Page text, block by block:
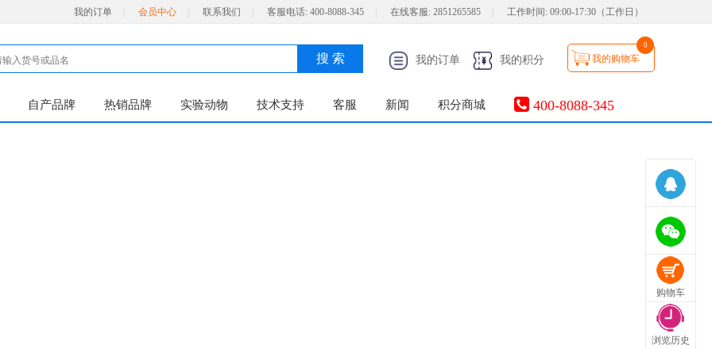
我的订单 会员中心 联系我们 客服电话: 400-8088-345 在线客服: 2851265585 工作时间: 09:00-17:30（工作日）
搜 索 我的订单 我的积分 我的购物车
0
自产品牌 热销品牌 实验动物 技术支持 客服 新闻 积分商城 400-8088-345
购物车
浏览历史